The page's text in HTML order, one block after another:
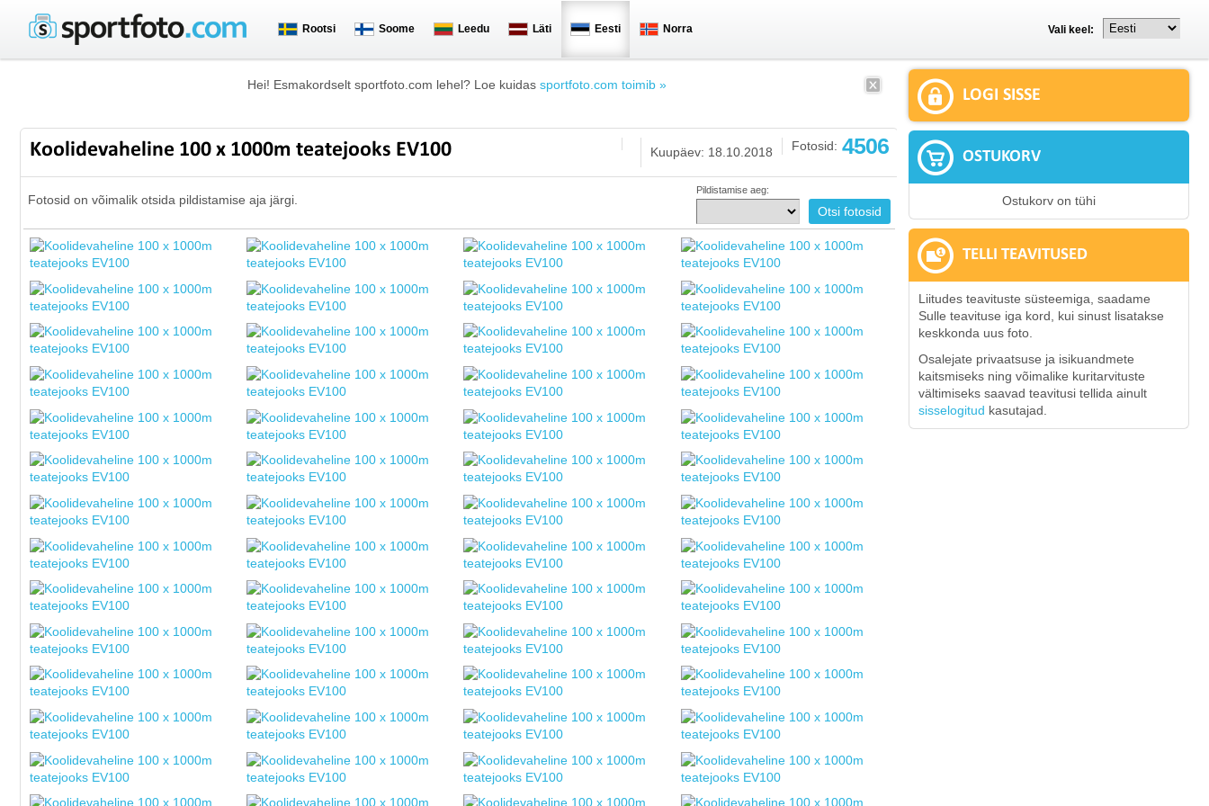
Rootsi Soome Leedu Läti Eesti Norra Vali keel:
Hei! Esmakordselt sportfoto.com lehel? Loe kuidas sportfoto.com toimib »
Koolidevaheline 100 x 1000m teatejooks EV100 Fotosid: 4506
Kuupäev: 18.10.2018
Fotosid on võimalik otsida pildistamise aja järgi.
Pildistamise aeg:
LOGI SISSE
OSTUKORV
Ostukorv on tühi
TELLI TEAVITUSED
Liitudes teavituste süsteemiga, saadame
Sulle teavituse iga kord, kui sinust lisatakse
keskkonda uus foto.
Osalejate privaatsuse ja isikuandmete
kaitsmiseks ning võimalike kuritarvituste
vältimiseks saavad teavitusi tellida ainult
sisselogitud kasutajad.